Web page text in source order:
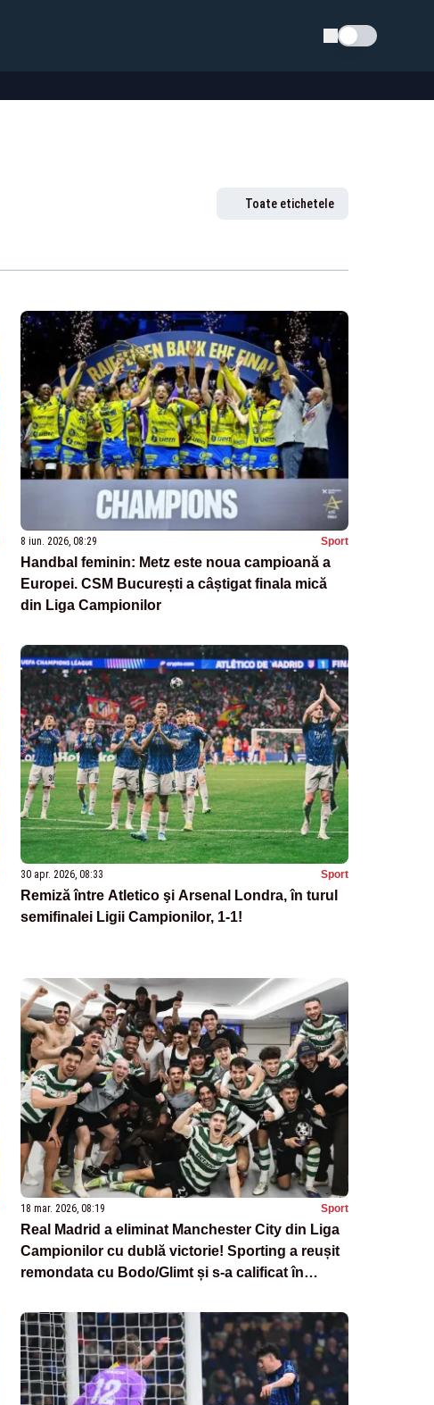
Schimba tema
Toate etichetele
8 iun. 2026, 08:29 Sport
Handbal feminin: Metz este noua campioană a
Europei. CSM București a câștigat finala mică
din Liga Campionilor
30 apr. 2026, 08:33 Sport
Remiză între Atletico şi Arsenal Londra, în turul
semifinalei Ligii Campionilor, 1-1!
18 mar. 2026, 08:19 Sport
Real Madrid a eliminat Manchester City din Liga
Campionilor cu dublă victorie! Sporting a reușit
remondata cu Bodo/Glimt și s-a calificat în